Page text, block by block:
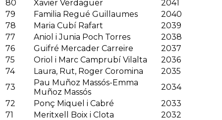
80
Xavier Verdaguer
2041
79
Familia Regué Guillaumes
2040
78
Maria Cubí Rafart
2039
77
Aniol i Junia Poch Torres
2038
76
Guifré Mercader Carreire
2037
75
Oriol i Marc Camprubí Vilalta
2036
74
Laura, Rut, Roger Coromina
2035
73
Pau Muñoz Massós-Emma
Muñoz Massós
2034
72
Ponç Miquel i Cabré
2033
71
Meritxell Boix i Clota
2032